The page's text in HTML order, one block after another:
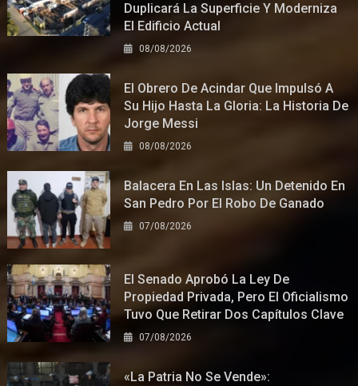
Duplicará La Superficie Y Moderniza
El Edificio Actual
08/08/2026
El Obrero De Acindar Que Impulsó A
Su Hijo Hasta La Gloria: La Historia De
Jorge Messi
08/08/2026
Balacera En Las Islas: Un Detenido En
San Pedro Por El Robo De Ganado
07/08/2026
El Senado Aprobó La Ley De
Propiedad Privada, Pero El Oficialismo
Tuvo Que Retirar Dos Capítulos Clave
07/08/2026
«La Patria No Se Vende»: